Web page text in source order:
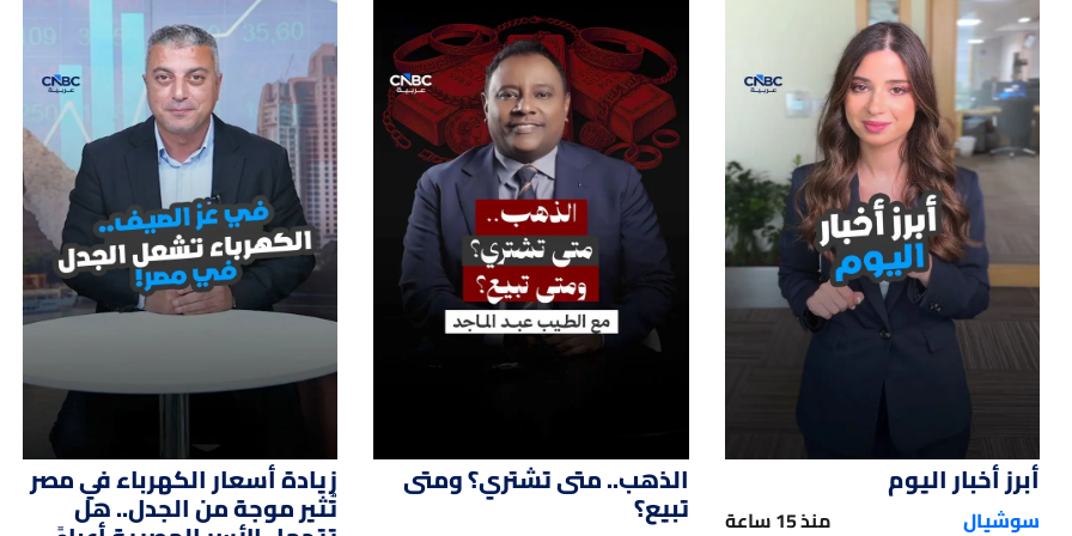
01:00
أبرز أخبار اليوم
سوشيال منذ 15 ساعة
02:14
الذهب.. متى تشتري؟ ومتى
تبيع؟
01:51
زيادة أسعار الكهرباء في مصر
تُثير موجة من الجدل.. هل